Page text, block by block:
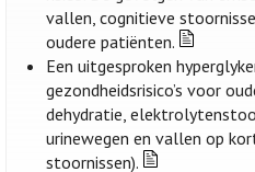
vallen, cognitieve
oudere patiënten.
Een uitgesproken
gezondheidsrisico’s voor
dehydratie,
urinewegen en vallen op
stoornissen).